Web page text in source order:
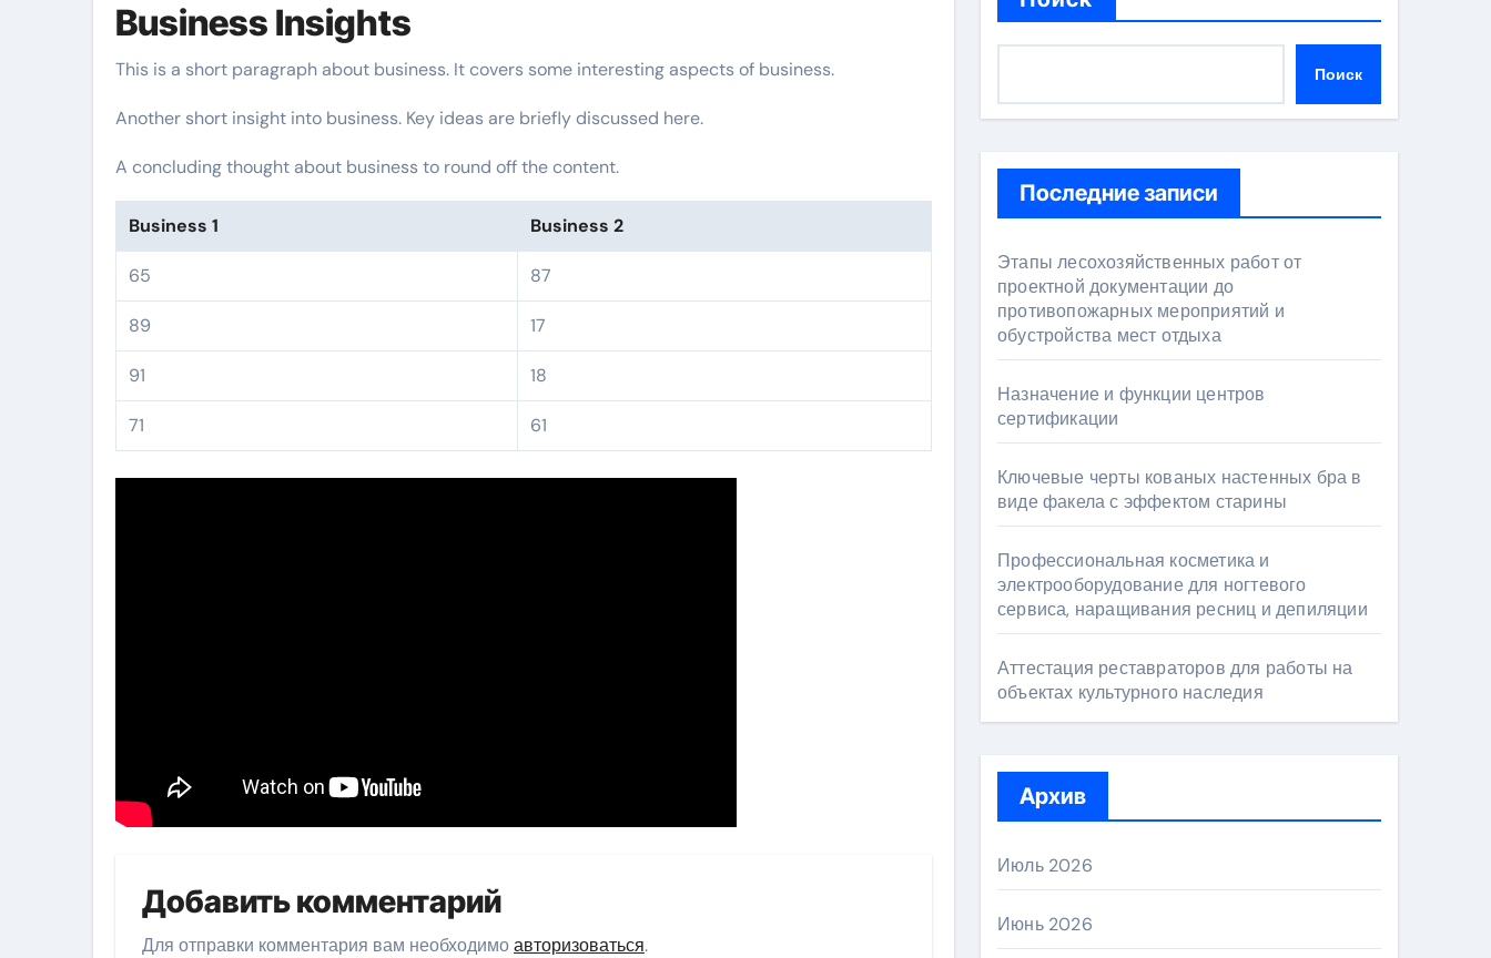
Business Insights
This is a short paragraph about business. It covers some interesting aspects of business.
Another short insight into business. Key ideas are briefly discussed here.
A concluding thought about business to round off the content.
Business 1 Business 2
65 87
89 17
91 18
71 61
Добавить комментарий
Для отправки комментария вам необходимоавторизоваться.
Поиск
Последние записи
Этапы лесохозяйственных работ от
проектной документации до
противопожарных мероприятий и
обустройства мест отдыха
Назначение и функции центров
сертификации
Ключевые черты кованых настенных бра в
виде факела с эффектом старины
Профессиональная косметика и
электрооборудование для ногтевого
сервиса, наращивания ресниц и депиляции
Аттестация реставраторов для работы на
объектах культурного наследия
Архив
Июль 2026
Июнь 2026